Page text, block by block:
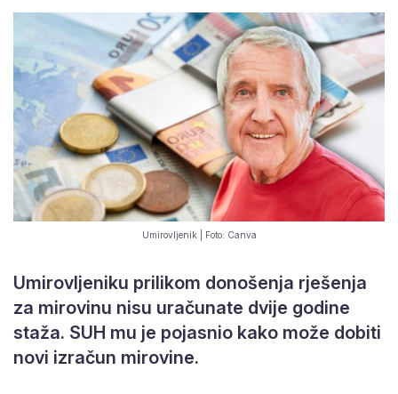
Umirovljenik | Foto: Canva
Umirovljeniku prilikom donošenja rješenja
za mirovinu nisu uračunate dvije godine
staža. SUH mu je pojasnio kako može dobiti
novi izračun mirovine.